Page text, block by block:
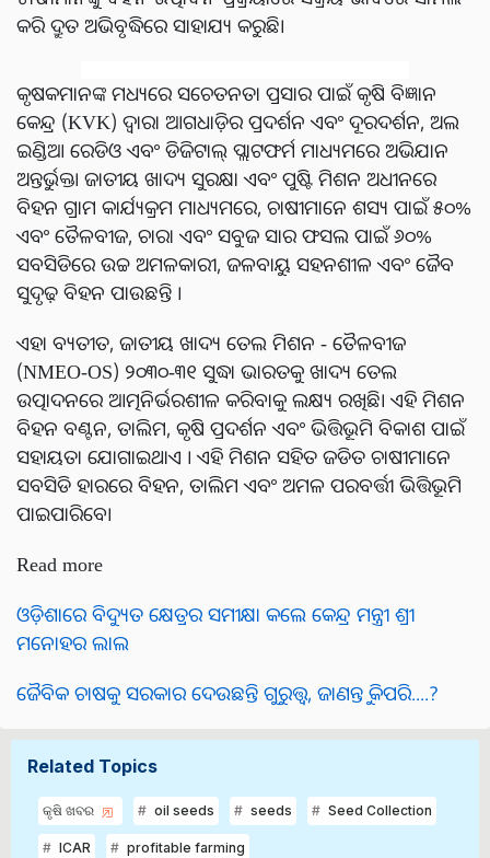
କରି ଦ୍ରୁତ ଅଭିବୃଦ୍ଧିରେ ସାହାଯ୍ୟ କରୁଛି।
କୃଷକମାନଙ୍କ ମଧ୍ୟରେ ସଚେତନତା ପ୍ରସାର ପାଇଁ କୃଷି ବିଜ୍ଞାନ
କେନ୍ଦ୍ର (KVK) ଦ୍ୱାରା ଆଗଧାଡ଼ିର ପ୍ରଦର୍ଶନ ଏବଂ ଦୂରଦର୍ଶନ, ଅଲ
ଇଣ୍ଡିଆ ରେଡିଓ ଏବଂ ଡିଜିଟାଲ୍ ପ୍ଲାଟଫର୍ମ ମାଧ୍ୟମରେ ଅଭିଯାନ
ଅନ୍ତର୍ଭୁକ୍ତ। ଜାତୀୟ ଖାଦ୍ୟ ସୁରକ୍ଷା ଏବଂ ପୁଷ୍ଟି ମିଶନ ଅଧୀନରେ
ବିହନ ଗ୍ରାମ କାର୍ଯ୍ୟକ୍ରମ ମାଧ୍ୟମରେ, ଚାଷୀମାନେ ଶସ୍ୟ ପାଇଁ ୫୦%
ଏବଂ ତୈଳବୀଜ, ଚାରା ଏବଂ ସବୁଜ ସାର ଫସଲ ପାଇଁ ୬୦%
ସବସିଡିରେ ଉଚ୍ଚ ଅମଳକାରୀ, ଜଳବାୟୁ ସହନଶୀଳ ଏବଂ ଜୈବ
ସୁଦୃଢ଼ ​​ବିହନ ପାଉଛନ୍ତି ।
ଏହା ବ୍ୟତୀତ, ଜାତୀୟ ଖାଦ୍ୟ ତେଲ ମିଶନ - ତୈଳବୀଜ
(NMEO-OS) ୨୦୩୦-୩୧ ସୁଦ୍ଧା ଭାରତକୁ ଖାଦ୍ୟ ତେଲ
ଉତ୍ପାଦନରେ ଆତ୍ମନିର୍ଭରଶୀଳ କରିବାକୁ ଲକ୍ଷ୍ୟ ରଖିଛି। ଏହି ମିଶନ
ବିହନ ବଣ୍ଟନ, ତାଲିମ, କୃଷି ପ୍ରଦର୍ଶନ ଏବଂ ଭିତ୍ତିଭୂମି ବିକାଶ ପାଇଁ
ସହାୟତା ଯୋଗାଇଥାଏ । ଏହି ମିଶନ ସହିତ ଜଡିତ ଚାଷୀମାନେ
ସବସିଡି ହାରରେ ବିହନ, ତାଲିମ ଏବଂ ଅମଳ ପରବର୍ତ୍ତୀ ଭିତ୍ତିଭୂମି
ପାଇପାରିବେ।
Read more
ଓଡ଼ିଶାରେ ବିଦ୍ୟୁତ କ୍ଷେତ୍ରର ସମୀକ୍ଷା କଲେ କେନ୍ଦ୍ର ମନ୍ତ୍ରୀ ଶ୍ରୀ
ମନୋହର ଲାଲ
ଜୈବିକ ଚାଷକୁ ସରକାର ଦେଉଛନ୍ତି ଗୁରୁତ୍ତ୍ଵ, ଜାଣନ୍ତୁ କିପରି....?
Related Topics
କୃଷି ଖବର oil seeds seeds Seed Collection
ICAR profitable farming